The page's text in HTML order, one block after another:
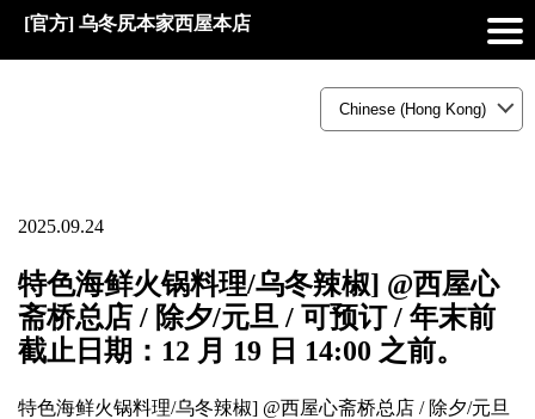
[官方] 乌冬尻本家西屋本店
2025.09.24
特色海鲜火锅料理/乌冬辣椒] @西屋心
斋桥总店 / 除夕/元旦 / 可预订 / 年末前
截止日期：12 月 19 日 14:00 之前。
特色海鲜火锅料理/乌冬辣椒] @西屋心斋桥总店 / 除夕/元旦